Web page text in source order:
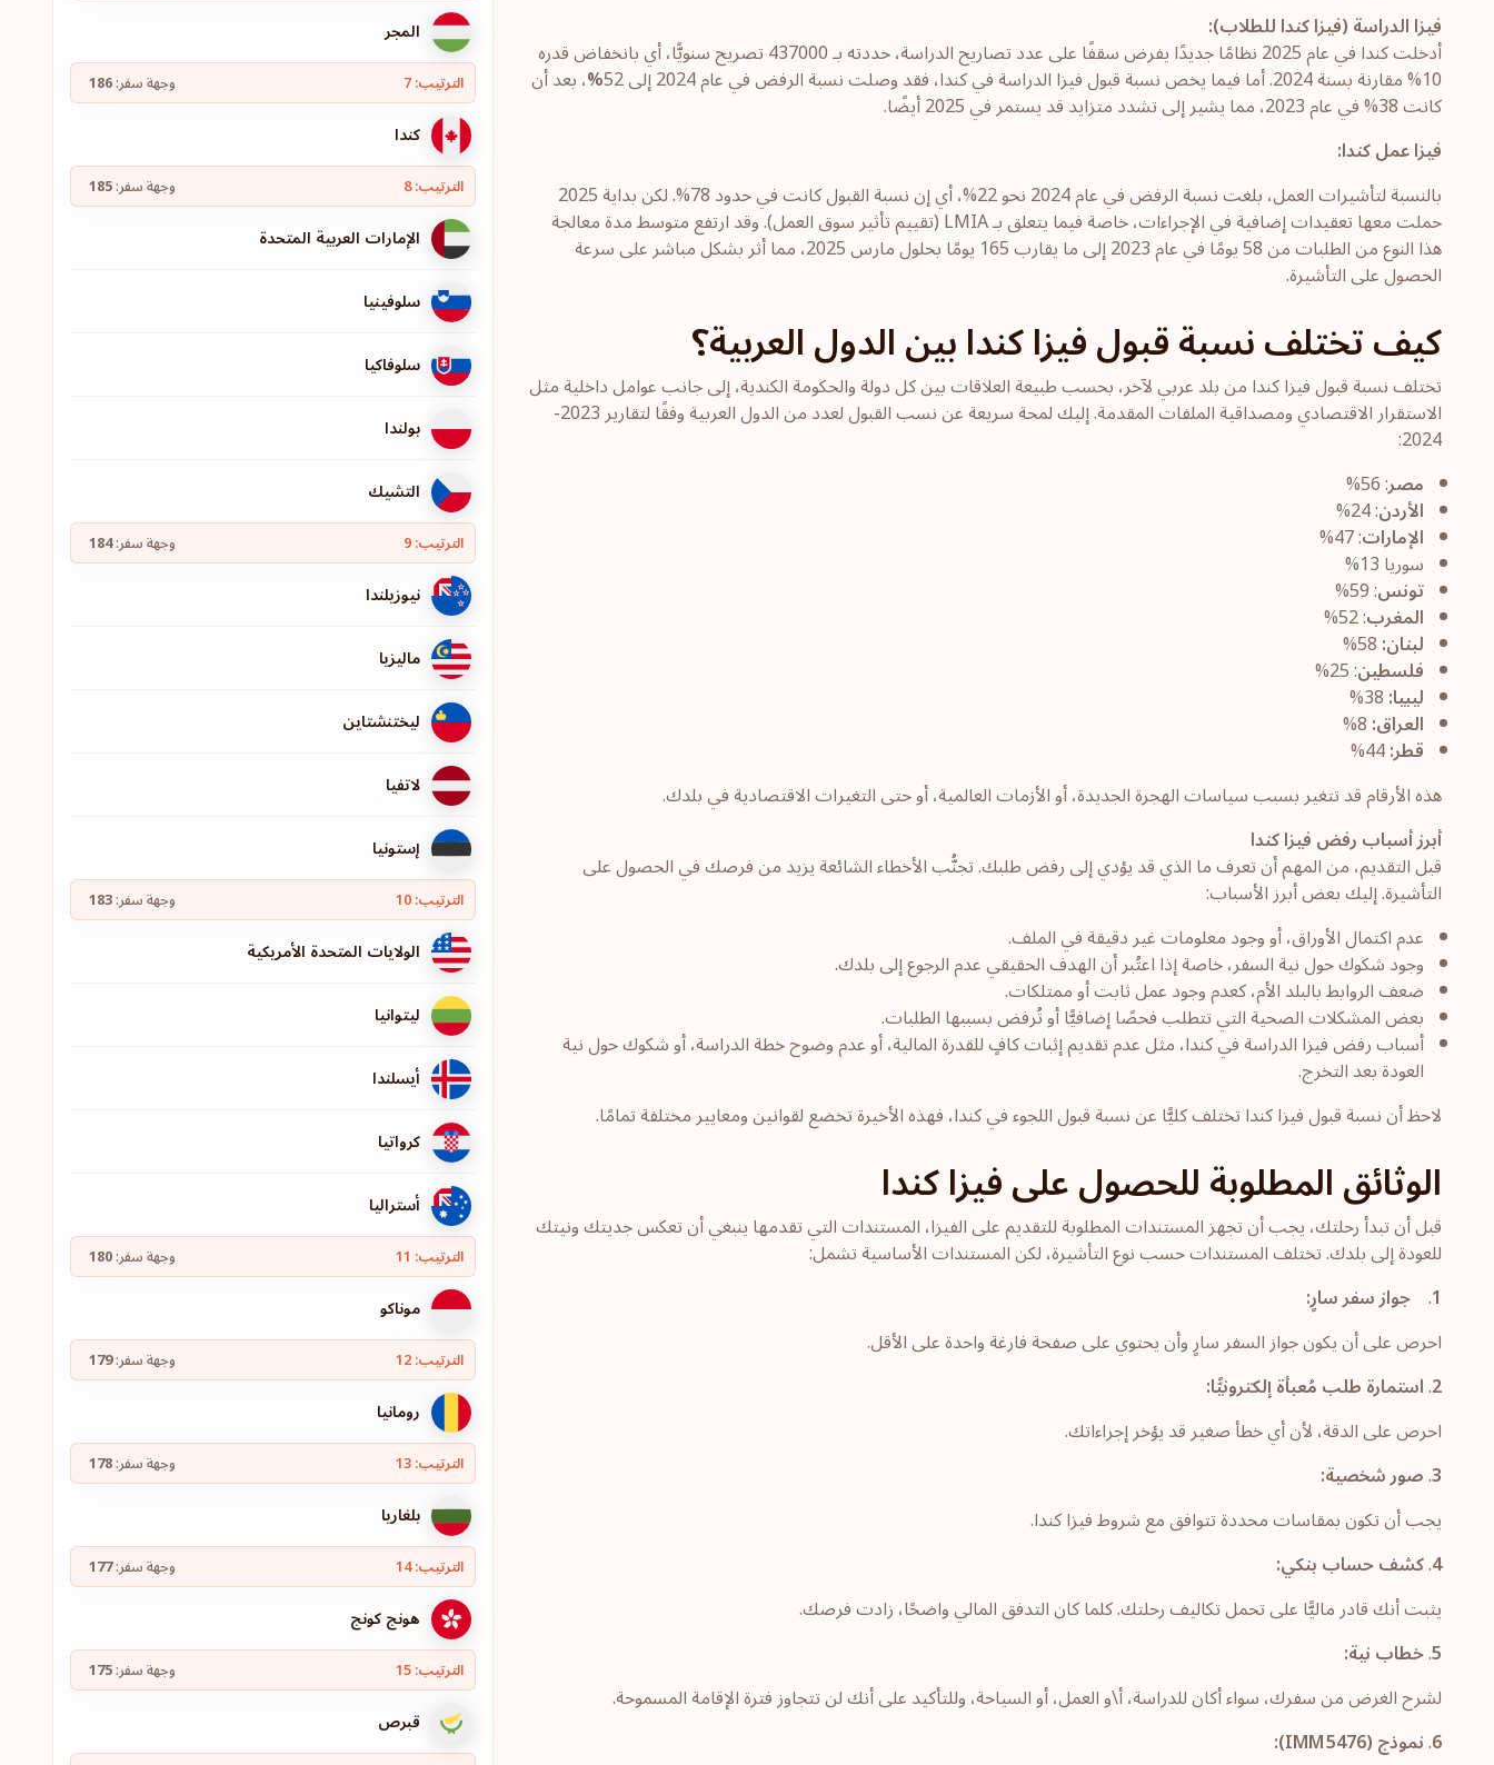
فيزا الدراسة (فيزا كندا للطلاب):
أدخلت كندا في عام 2025 نظامًا جديدًا يفرض سقفًا على عدد تصاريح الدراسة، حددته بـ 437000 تصريح سنويًّا، أي بانخفاض قدره
10% مقارنة بسنة 2024. أما فيما يخص نسبة قبول فيزا الدراسة في كندا، فقد وصلت نسبة الرفض في عام 2024 إلى 52 %، بعد أن
كانت 38% في عام 2023، مما يشير إلى تشدد متزايد قد يستمر في 2025 أيضًا.
فيزا عمل كندا:
بالنسبة لتأشيرات العمل، بلغت نسبة الرفض في عام 2024 نحو 22%، أي إن نسبة القبول كانت في حدود 78%. لكن بداية 2025
حملت معها تعقيدات إضافية في الإجراءات، خاصة فيما يتعلق بـ LMIA (تقييم تأثير سوق العمل). وقد ارتفع متوسط مدة معالجة
هذا النوع من الطلبات من 58 يومًا في عام 2023 إلى ما يقارب 165 يومًا بحلول مارس 2025، مما أثر بشكل مباشر على سرعة
الحصول على التأشيرة.
كيف تختلف نسبة قبول فيزا كندا بين الدول العربية؟
تختلف نسبة قبول فيزا كندا من بلد عربي لآخر، بحسب طبيعة العلاقات بين كل دولة والحكومة الكندية، إلى جانب عوامل داخلية مثل
الاستقرار الاقتصادي ومصداقية الملفات المقدمة. إليك لمحة سريعة عن نسب القبول لعدد من الدول العربية وفقًا لتقارير 2023-
2024:
مصر: 56%
الأردن: 24%
الإمارات: 47%
سوريا 13%
تونس: 59%
المغرب: 52%
لبنان:58%
فلسطين: 25%
ليبيا:
العراق:
قطر:
هذه الأرقام قد تتغير بسبب سياسات الهجرة الجديدة، أو الأزمات العالمية، أو حتى التغيرات الاقتصادية في بلدك.
أبرز أسباب رفض فيزا كندا
قبل التقديم، من المهم أن تعرف ما الذي قد يؤدي إلى رفض طلبك. تجنُّب الأخطاء الشائعة يزيد من فرصك في الحصول على
التأشيرة. إليك بعض أبرز الأسباب:
عدم اكتمال الأوراق، أو وجود معلومات غير دقيقة في الملف.
وجود شكوك حول نية السفر، خاصة إذا اعتُبر أن الهدف الحقيقي عدم الرجوع إلى بلدك.
ضعف الروابط بالبلد الأم، كعدم وجود عمل ثابت أو ممتلكات.
بعض المشكلات الصحية التي تتطلب فحصًا إضافيًّا أو تُرفض بسببها الطلبات.
أسباب رفض فيزا الدراسة في كندا، مثل عدم تقديم إثبات كافٍ للقدرة المالية، أو عدم وضوح خطة الدراسة، أو شكوك حول نية
العودة بعد التخرج.
لاحظ أن نسبة قبول فيزا كندا تختلف كليًّا عن نسبة قبول اللجوء في كندا، فهذه الأخيرة تخضع لقوانين ومعايير مختلفة تمامًا.
الوثائق المطلوبة للحصول على فيزا كندا
قبل أن تبدأ رحلتك، يجب أن تجهز المستندات المطلوبة للتقديم على الفيزا، المستندات التي تقدمها ينبغي أن تعكس جديتك ونيتك
للعودة إلى بلدك. تختلف المستندات حسب نوع التأشيرة، لكن المستندات الأساسية تشمل:
1
. جواز سفر سارٍ:
احرص على أن يكون جواز السفر سارٍ وأن يحتوي على صفحة فارغة واحدة على الأقل.
2
.استمارة طلب مُعبأة إلكترونيًّا:
احرص على الدقة، لأن أي خطأ صغير قد يؤخر إجراءاتك.
3
.صور شخصية:
يجب أن تكون بمقاسات محددة تتوافق مع شروط فيزا كندا.
4
.كشف حساب بنكي:
يثبت أنك قادر ماليًّا على تحمل تكاليف رحلتك. كلما كان التدفق المالي واضحًا، زادت فرصك.
5
.خطاب نية:
لشرح الغرض من سفرك، سواء أكان للدراسة، أ\و العمل، أو السياحة، وللتأكيد على أنك لن تتجاوز فترة الإقامة المسموحة.
6
.نموذج (IMM 5476):
المجر
الترتيب: 7 وجهة سفر:186
كندا
الترتيب: 8 وجهة سفر:185
الإمارات العربية المتحدة
سلوفينيا
سلوفاكيا
بولندا
التشيك
الترتيب: 9 وجهة سفر:184
نيوزيلندا
ماليزيا
ليختنشتاين
لاتفيا
إستونيا
الترتيب: 10 وجهة سفر:183
الولايات المتحدة الأمريكية
ليتوانيا
أيسلندا
كرواتيا
أستراليا
الترتيب: 11 وجهة سفر:180
موناكو
الترتيب: 12 وجهة سفر:179
رومانيا
الترتيب: 13 وجهة سفر:178
بلغاريا
الترتيب: 14 وجهة سفر:177
هونج كونج
الترتيب: 15 وجهة سفر:175
قبرص